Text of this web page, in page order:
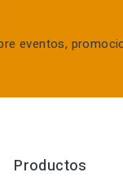
eventos,
Productos